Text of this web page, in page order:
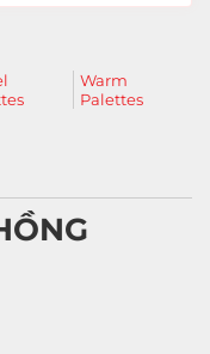
Warm
Palettes